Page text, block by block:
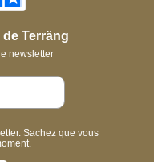
Terräng
newsletter
Sachez que vous